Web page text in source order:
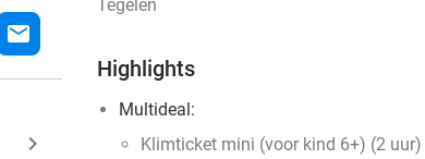
mail
keyboard_arrow_right
Tegelen
Highlights
Multideal:
Klimticket mini (voor kind 6+) (2 uur)